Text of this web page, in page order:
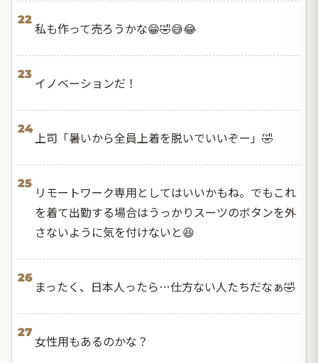
22
私も作って売ろうかな😁🤣😅😂
23
イノベーションだ！
24
上司「暑いから全員上着を脱いでいいぞー」🤣
25
リモートワーク専用としてはいいかもね。でもこれ
を着て出勤する場合はうっかりスーツのボタンを外
さないように気を付けないと😆
26
まったく、日本人ったら…仕方ない人たちだなぁ🤣
27
女性用もあるのかな？